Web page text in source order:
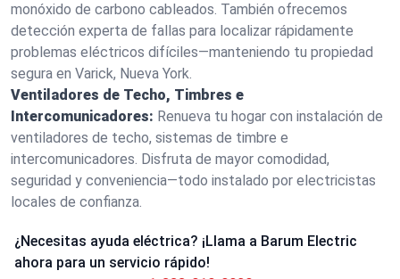
monóxido de carbono cableados. También ofrecemos
detección experta de fallas para localizar rápidamente
problemas eléctricos difíciles—manteniendo tu propiedad
segura en Varick, Nueva York.
Ventiladores de Techo, Timbres e
Intercomunicadores: Renueva tu hogar con instalación de
ventiladores de techo, sistemas de timbre e
intercomunicadores. Disfruta de mayor comodidad,
seguridad y conveniencia—todo instalado por electricistas
locales de confianza.
¿Necesitas ayuda eléctrica? ¡Llama a Barum Electric
ahora para un servicio rápido!